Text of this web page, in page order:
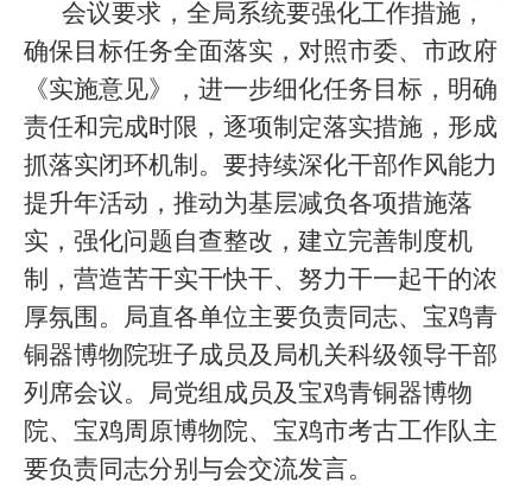
会议要求，全局系统要强化工作措施，
确保目标任务全面落实，对照市委、市政府
《实施意见》，进一步细化任务目标，明确
责任和完成时限，逐项制定落实措施，形成
抓落实闭环机制。要持续深化干部作风能力
提升年活动，推动为基层减负各项措施落
实，强化问题自查整改，建立完善制度机
制，营造苦干实干快干、努力干一起干的浓
厚氛围。局直各单位主要负责同志、宝鸡青
铜器博物院班子成员及局机关科级领导干部
列席会议。局党组成员及宝鸡青铜器博物
院、宝鸡周原博物院、宝鸡市考古工作队主
要负责同志分别与会交流发言。